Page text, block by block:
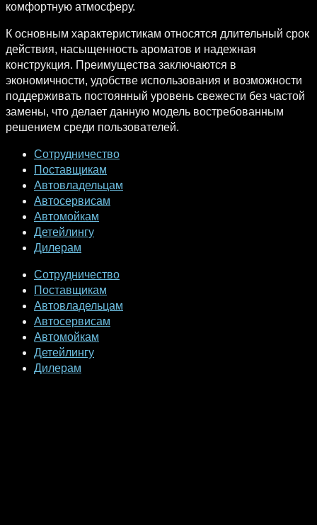
комфортную атмосферу.
К основным характеристикам относятся длительный срок
действия, насыщенность ароматов и надежная
конструкция. Преимущества заключаются в
экономичности, удобстве использования и возможности
поддерживать постоянный уровень свежести без частой
замены, что делает данную модель востребованным
решением среди пользователей.
Сотрудничество
Поставщикам
Автовладельцам
Автосервисам
Автомойкам
Детейлингу
Дилерам
Сотрудничество
Поставщикам
Автовладельцам
Автосервисам
Автомойкам
Детейлингу
Дилерам